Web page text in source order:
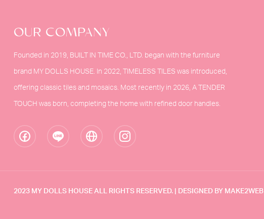
OUR COMPANY
Founded in 2019, BUILT IN TIME CO., LTD. began with the furniture
brand MY DOLLS HOUSE. In 2022, TIMELESS TILES was introduced,
offering classic tiles and mosaics. Most recently in 2026, A TENDER
TOUCH was born, completing the home with refined door handles.
2023 MY DOLLS HOUSE ALL RIGHTS RESERVED. | DESIGNED BY MAKE2WEB